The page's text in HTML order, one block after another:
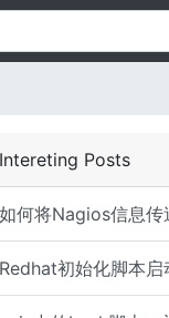
Intereting Posts
如何将Nagios信息传
Redhat初始化脚本启